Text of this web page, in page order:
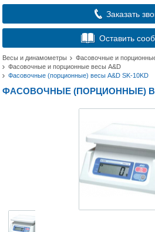
Заказать
Оставить
Весы и динамометры
Фасовочные и
Фасовочные и порционные весы A&D
Фасовочные (порционные) весы A&D SK-10KD
ФАСОВОЧНЫЕ (ПОРЦИОННЫЕ)